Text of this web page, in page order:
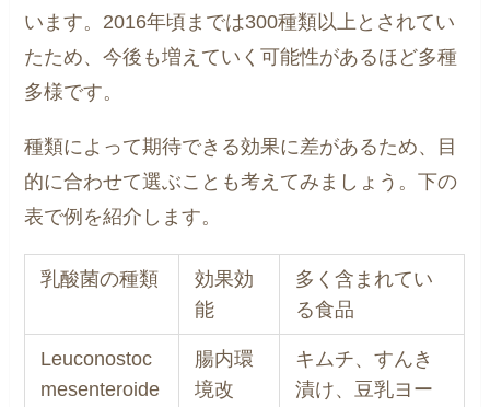
います。2016年頃までは300種類以上とされてい
たため、今後も増えていく可能性があるほど多種
多様です。
種類によって期待できる効果に差があるため、目
的に合わせて選ぶことも考えてみましょう。下の
表で例を紹介します。
乳酸菌の種類
効果効
能
多く含まれてい
る食品
Leuconostoc
mesenteroide
腸内環
境改
キムチ、すんき
漬け、豆乳ヨー